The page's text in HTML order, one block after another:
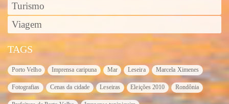
Turismo
Viagem
TAGS
Porto Velho Imprensa caripuna Mar Leseira Marcela Ximenes
Fotografias Cenas da cidade Leseiras Eleições 2010 Rondônia